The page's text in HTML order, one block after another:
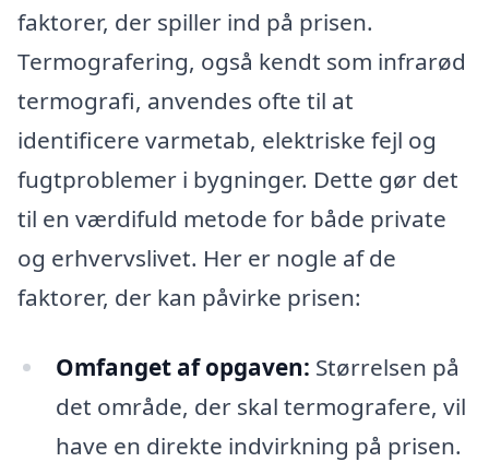
faktorer, der spiller ind på prisen.
Termografering, også kendt som infrarød
termografi, anvendes ofte til at
identificere varmetab, elektriske fejl og
fugtproblemer i bygninger. Dette gør det
til en værdifuld metode for både private
og erhvervslivet. Her er nogle af de
faktorer, der kan påvirke prisen:
Omfanget af opgaven: Størrelsen på
det område, der skal termografere, vil
have en direkte indvirkning på prisen.